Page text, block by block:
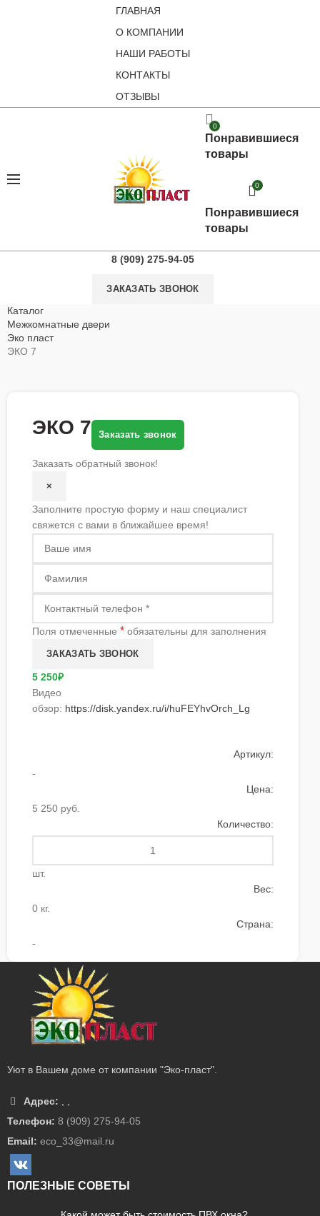
ГЛАВНАЯ
О КОМПАНИИ
НАШИ РАБОТЫ
КОНТАКТЫ
ОТЗЫВЫ
0
Понравившиеся
товары
0
Понравившиеся
товары
8 (909) 275-94-05
ЗАКАЗАТЬ ЗВОНОК
Каталог
Межкомнатные двери
Эко пласт
ЭКО 7
ЭКО 7 Заказать звонок
Заказать обратный звонок!
×
Заполните простую форму и наш специалист
свяжется с вами в ближайшее время!
Поля отмеченные * обязательны для заполнения
5 250₽
Видео
обзор: https://disk.yandex.ru/i/huFEYhvOrch_Lg
Артикул:
-
Цена:
5 250 руб.
Количество:
шт.
Вес:
0 кг.
Страна:
-
Уют в Вашем доме от компании "Эко-пласт".
Адрес:
Телефон: 8 (909) 275-94-05
Email: eco_33@mail.ru
ПОЛЕЗНЫЕ СОВЕТЫ